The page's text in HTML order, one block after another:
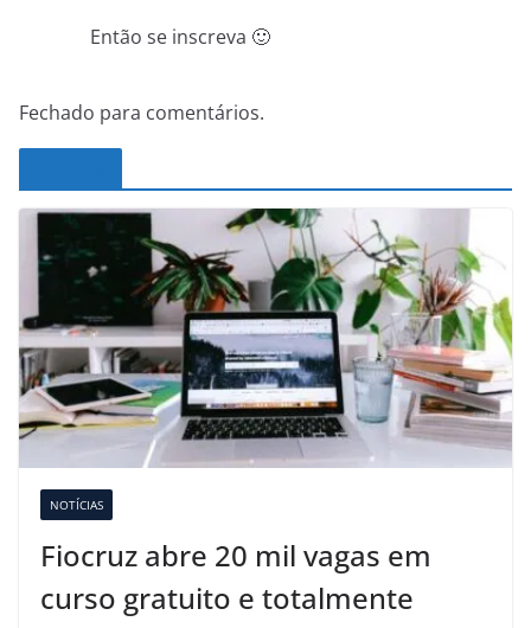
Então se inscreva 🙂
Fechado para comentários.
NOTÍCIAS
Fiocruz abre 20 mil vagas em
curso gratuito e totalmente